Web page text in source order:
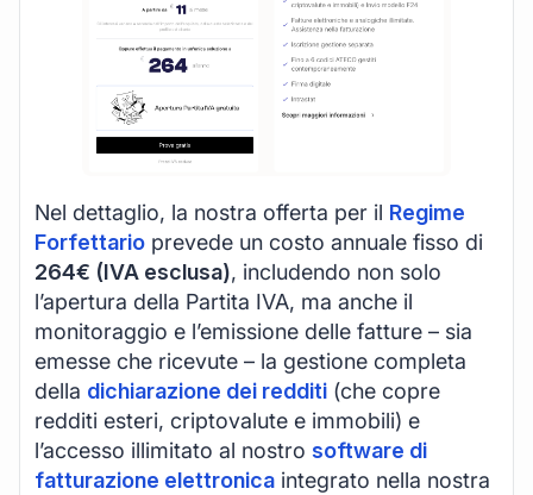
Nel dettaglio, la nostra offerta per il Regime
Forfettario prevede un costo annuale fisso di
264€ (IVA esclusa), includendo non solo
l’apertura della Partita IVA, ma anche il
monitoraggio e l’emissione delle fatture – sia
emesse che ricevute – la gestione completa
della dichiarazione dei redditi (che copre
redditi esteri, criptovalute e immobili) e
l’accesso illimitato al nostro software di
fatturazione elettronica integrato nella nostra